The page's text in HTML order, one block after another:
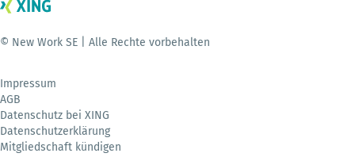
© New Work SE | Alle Rechte vorbehalten
Impressum
AGB
Datenschutz bei XING
Datenschutzerklärung
Mitgliedschaft kündigen